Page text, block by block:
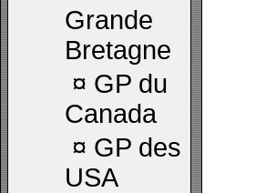
Grande
Bretagne
¤ GP du
Canada
¤ GP des
USA